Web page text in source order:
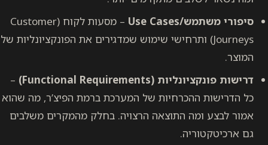
סיפורי משתמש/Use Cases
– מסעות לקוח (Customer
Journeys) ותרחישי שימוש שמדגירים את הפונקציונליות של
המוצר.
דרישות פונקציונליות (Functional Requirements)
–
כל הדרישות ההכרחיות של המערכת ברמת הפיצ’ר, מה שהוא
אמור לבצע ומה התוצאה הרצויה. בחלק מהמקרים משלבים
גם ארכיטקטוריה.